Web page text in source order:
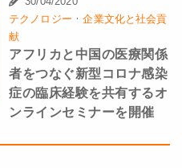
テクノロジー ·企業文化と社会貢
献
アフリカと中国の医療関係
者をつなぐ新型コロナ感染
症の臨床経験を共有するオ
ンラインセミナーを開催